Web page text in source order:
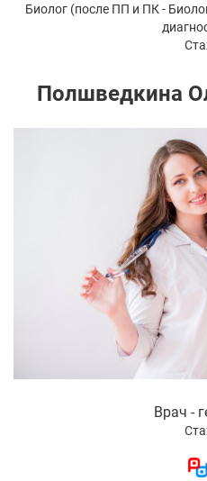
Биолог (после ПП и ПК -
Полшведкина
Врач -